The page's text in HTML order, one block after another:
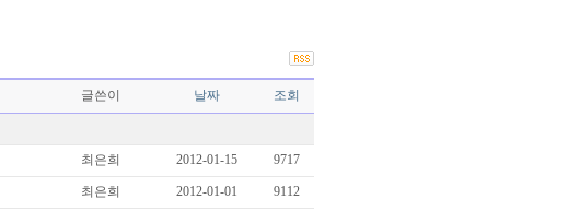
글쓴이 날짜 조회
최은희 2012-01-15 9717
최은희 2012-01-01 9112